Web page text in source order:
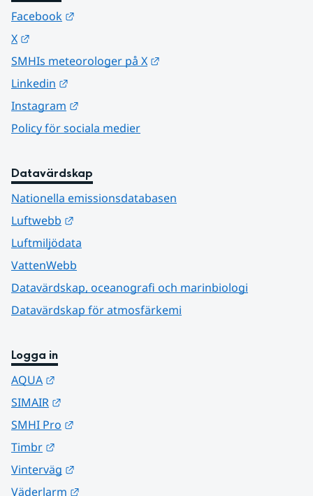
Facebook
X
SMHIs meteorologer på X
Linkedin
Instagram
Policy för sociala medier
Datavärdskap
Nationella emissionsdatabasen
Luftwebb
Luftmiljödata
VattenWebb
Datavärdskap, oceanografi och marinbiologi
Datavärdskap för atmosfärkemi
Logga in
AQUA
SIMAIR
SMHI Pro
Timbr
Vinterväg
Väderlarm